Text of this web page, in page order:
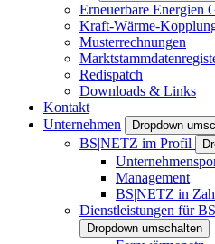
Erneuerbare Energien
Kraft-Wärme-
Musterrechnungen
Redispatch
Downloads & Links
Kontakt
Unternehmen
Dropdown
BS|NETZ im Profil
Management
BS|NETZ in
Dienstleistungen für
Dropdown umschalten